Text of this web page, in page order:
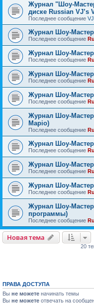
Журнал "Шоу-
диске Russian VJ’s
Последнее сообщение
Журнал Шоу-
Последнее сообщение
Журнал Шоу-
Последнее сообщение
Журнал Шоу-
Последнее сообщение
Журнал Шоу-
Последнее сообщение
Журнал Шоу-
Mapio)
Последнее сообщение
Журнал Шоу-
Последнее сообщение
Журнал Шоу-Мастер
Последнее сообщение
Журнал Шоу-
Последнее сообщение
Журнал Шоу-
программы)
Последнее сообщение
Новая тема
20
ПРАВА ДОСТУПА
Вы не можете начинать темы
Вы не можете отвечать на